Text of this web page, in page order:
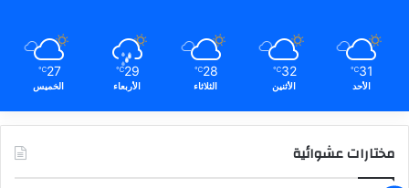
31
℃
الأحد
32
℃
الأثنين
28
℃
الثلاثاء
29
℃
الأربعاء
27
℃
الخميس
مختارات عشوائية